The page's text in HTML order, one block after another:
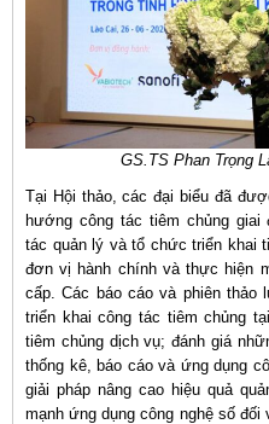
GS.TS Phan Trọng
Tại Hội thảo, các đại biểu đã
hướng công tác tiêm chủng giai
tác quản lý và tổ chức triển khai
đơn vị hành chính và thực hiện
cấp. Các báo cáo và phiên thảo
triển khai công tác tiêm chủng
tiêm chủng dịch vụ; đánh giá
thống kê, báo cáo và ứng dụng
giải pháp nâng cao hiệu quả
mạnh ứng dụng công nghệ số